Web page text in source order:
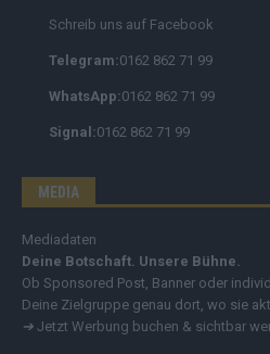
Schreib uns auf Facebook
Telegram:0162 862 71 99
WhatsApp:0162 862 71 99
Signal:0162 862 71 99
MEDIA
Mediadaten
Deine Botschaft. Unsere Bühne.
Ob Sponsored Post, Banner oder
Deine Zielgruppe genau dort, wo sie
➔ Jetzt Werbung buchen & sichtbar